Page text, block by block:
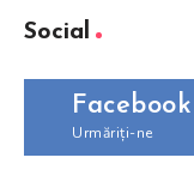
Social
Facebook
Urmăriți-ne